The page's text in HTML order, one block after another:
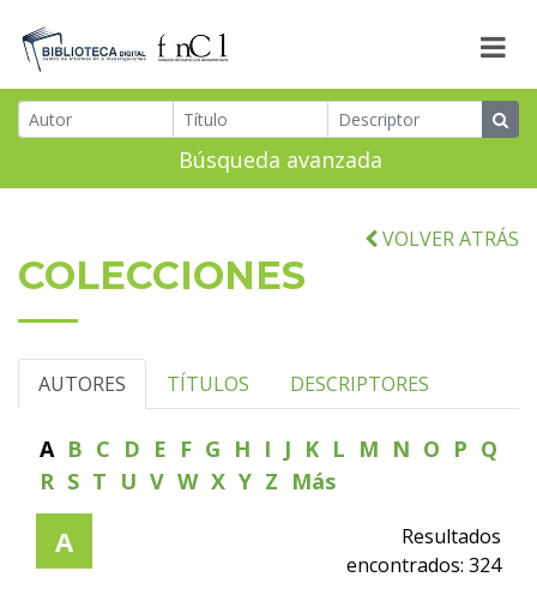
Búsqueda avanzada
VOLVER ATRÁS
COLECCIONES
AUTORES TÍTULOS DESCRIPTORES
A B C D E F G H I J K L M N O P Q
R S T U V W X Y Z Más
A
Resultados
encontrados: 324